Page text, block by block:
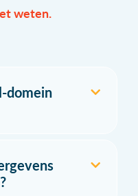
weten.
domein